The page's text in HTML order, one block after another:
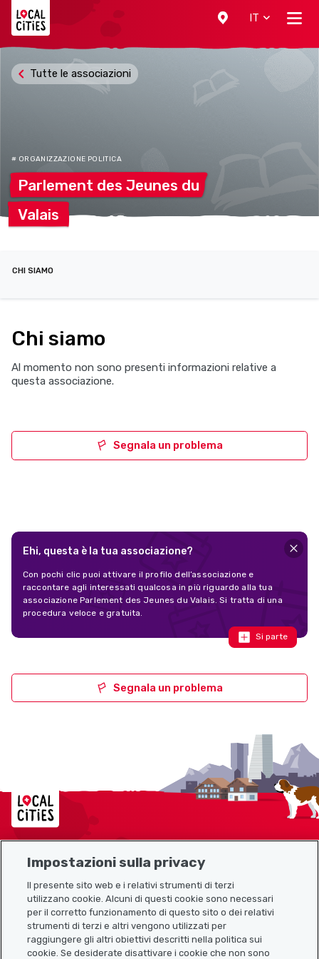
IT
# ORGANIZZAZIONE POLITICA
Parlement des Jeunes du
Valais
Tutte le associazioni
CHI SIAMO
Chi siamo
Al momento non sono presenti informazioni relative a
questa associazione.
Segnala un problema
Ehi, questa è la tua associazione?
Con pochi clic puoi attivare il profilo dell’associazione e
raccontare agli interessati qualcosa in più riguardo alla tua
associazione Parlement des Jeunes du Valais. Si tratta di una
procedura veloce e gratuita.
Si parte
Segnala un problema
Localcities
Link utili
Impostazioni sulla privacy
Il presente sito web e i relativi strumenti di terzi
utilizzano cookie. Alcuni di questi cookie sono necessari
per il corretto funzionamento di questo sito o dei relativi
strumenti di terzi e altri vengono utilizzati per
raggiungere gli altri obiettivi descritti nella politica sui
cookie. Se desiderate disattivare i cookie che non sono